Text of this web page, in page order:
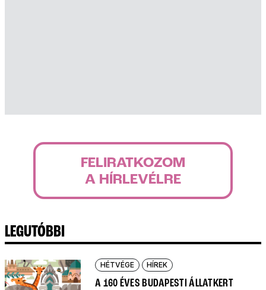
FELIRATKOZOM
A HÍRLEVÉLRE
LEGUTÓBBI
HÉTVÉGE HÍREK
A 160 ÉVES BUDAPESTI ÁLLATKERT